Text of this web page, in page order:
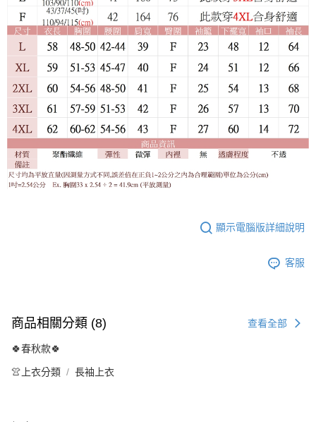
顯示電腦版詳細說明
客服
商品相關分類 (8) 查看全部
🍀春秋款🍀
👚上衣分類 長袖上衣